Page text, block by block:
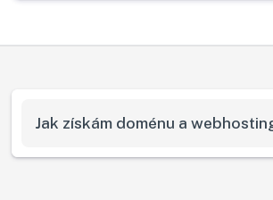
Jak získám doménu a